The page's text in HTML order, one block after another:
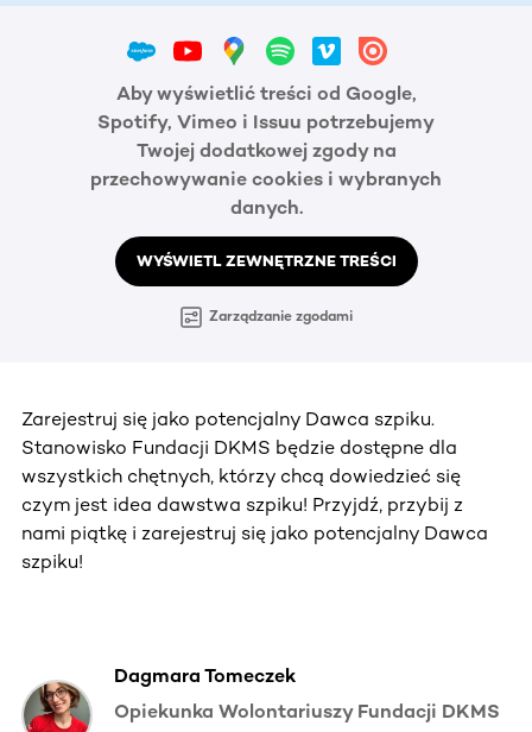
Aby wyświetlić treści od Google,
Spotify, Vimeo i Issuu potrzebujemy
Twojej dodatkowej zgody na
przechowywanie cookies i wybranych
danych.
WYŚWIETL ZEWNĘTRZNE TREŚCI
Zarządzanie zgodami
Zarejestruj się jako potencjalny Dawca szpiku.
Stanowisko Fundacji DKMS będzie dostępne dla
wszystkich chętnych, którzy chcą dowiedzieć się
czym jest idea dawstwa szpiku! Przyjdź, przybij z
nami piątkę i zarejestruj się jako potencjalny Dawca
szpiku!
Dagmara Tomeczek
Opiekunka Wolontariuszy Fundacji DKMS